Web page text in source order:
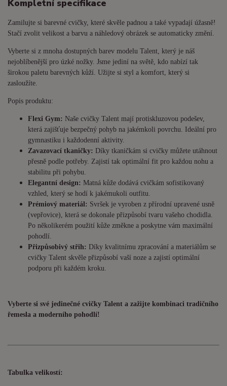
Kompletní specifikace
Zamilujte si barevné cvičky, které skvěle padnou a také vypadají úžasně!
Stačí zvolit velikost a barvu a náhledový obrázek se automaticky změní.
Vyberte si z mnoha dostupných barev modelu Talent, který je náš
nejoblíbenější pro úzké nožky. Jsme jediní na světě, kdo nabízí tak
širokou paletu barevných kůží. Užijte si styl a komfort, který si
zasloužíte.
Popis produktu:
Flexi Gym: Naše cvičky Talent mají protiskluzovou podešev,
která zajišťuje bezpečný pohyb na jakémkoli povrchu. Ideální pro
gymnastiku i každodenní aktivity.
Zavazovací tkaničky: Díky tkaničkám si cvičky můžete utáhnout
přesně podle potřeby. Zajistí tak optimální fit pro každou nohu a
stabilitu při pohybu.
Elegantní design: Matná kůže dodává cvičkám sofistikovaný
vzhled, který se hodí k jakémukoli outfitu.
Prémiový materiál: Svršek je vyroben z přírodní upravené usně
(vepřovice), která se dokonale přizpůsobí tvaru vašeho chodidla.
Po několikerém použití kůže změkne a poskytne vám maximální
pohodlí.
Přizpůsobivý střih: Díky kvalitnímu zpracování a materiálům se
cvičky Talent skvěle přizpůsobí vaší noze a zajistí optimální
podporu při každém kroku.
Vyberte si své jedinečné cvičky Talent a zažijte kombinaci tradičního
řemesla a moderního pohodlí!
Tabulka velikostí: